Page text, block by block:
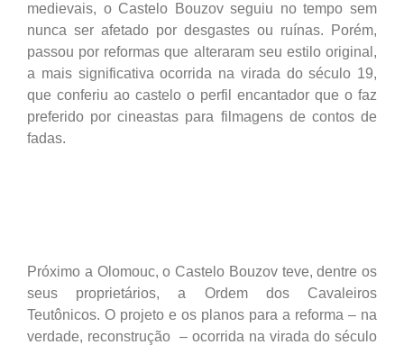
medievais, o Castelo Bouzov seguiu no tempo sem
nunca ser afetado por desgastes ou ruínas. Porém,
passou por reformas que alteraram seu estilo original,
a mais significativa ocorrida na virada do século 19,
que conferiu ao castelo o perfil encantador que o faz
preferido por cineastas para filmagens de contos de
fadas.
Próximo a Olomouc, o Castelo Bouzov teve, dentre os
seus proprietários, a Ordem dos Cavaleiros
Teutônicos. O projeto e os planos para a reforma – na
verdade, reconstrução – ocorrida na virada do século